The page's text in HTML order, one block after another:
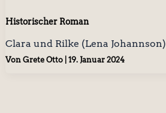
Historischer Roman
Clara und Rilke (Lena Johannson)
Von Grete Otto 19. Januar 2024